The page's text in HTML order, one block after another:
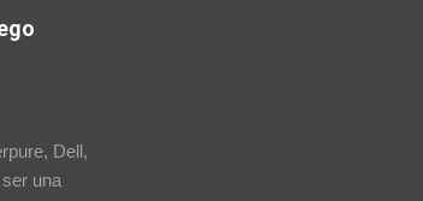
Dell,
una